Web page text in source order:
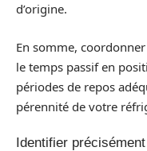
d’origine.
En somme,
le temps passif en
périodes de repos
pérennité de votre
Identifier